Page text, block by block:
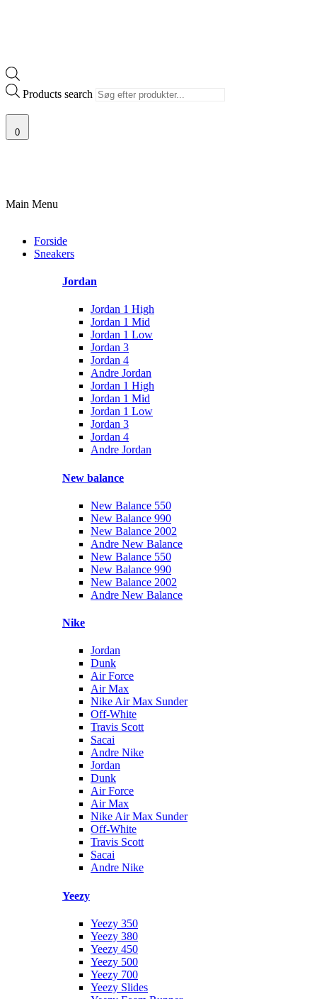
Products search
0
Main Menu
Forside
Sneakers
Jordan
Jordan 1 High
Jordan 1 Mid
Jordan 1 Low
Jordan 3
Jordan 4
Andre Jordan
Jordan 1 High
Jordan 1 Mid
Jordan 1 Low
Jordan 3
Jordan 4
Andre Jordan
New balance
New Balance 550
New Balance 990
New Balance 2002
Andre New Balance
New Balance 550
New Balance 990
New Balance 2002
Andre New Balance
Nike
Jordan
Dunk
Air Force
Air Max
Nike Air Max Sunder
Off-White
Travis Scott
Sacai
Andre Nike
Jordan
Dunk
Air Force
Air Max
Nike Air Max Sunder
Off-White
Travis Scott
Sacai
Andre Nike
Yeezy
Yeezy 350
Yeezy 380
Yeezy 450
Yeezy 500
Yeezy 700
Yeezy Slides